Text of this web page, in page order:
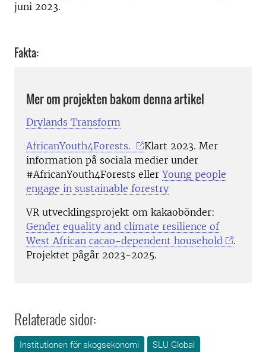
juni 2023.
Fakta:
Mer om projekten bakom denna artikel
Drylands Transform
AfricanYouth4Forests.
Klart 2023. Mer
information på sociala medier under
#AfricanYouth4Forests eller Young people
engage in sustainable forestry
VR utvecklingsprojekt om kakaobönder:
Gender equality and climate resilience of
West African cacao-dependent household
.
Projektet pågår 2023-2025.
Relaterade sidor:
Institutionen för skogsekonomi SLU Global